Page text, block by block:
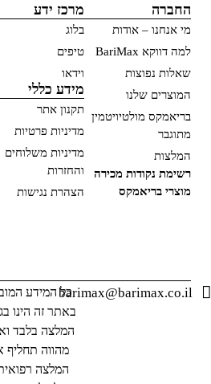
החברה
מי אנחנו – אודות
למה דווקא BariMax
שאלות נפוצות
המוצרים שלנו
בריאמקס מולטיויטמין
מתוגבר
המלצות
רשימת נקודות מכירה
מוצרי בריאמקס
מרכז ידע
בלוג
טיפים
וידאו
מידע כללי
תקנון אתר
מדיניות פרטיות
מדיניות משלוחים
והחזרות
הצהרת נגישות
barimax@barimax.co.ilכל המידע
באתר זה הינו
המלצה בלבד
מהווה תחליף
המלצה